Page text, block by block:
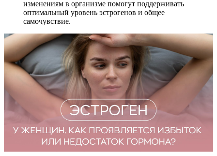
изменениям в организме помогут поддерживать
оптимальный уровень эстрогенов и общее
самочувствие.